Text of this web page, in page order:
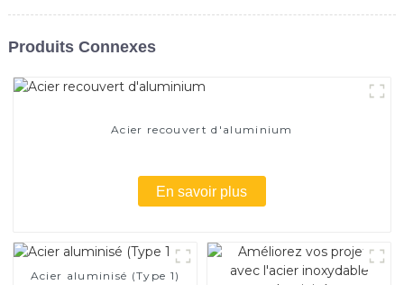
Produits Connexes
Acier recouvert d'aluminium
En savoir plus
Acier aluminisé (Type 1)